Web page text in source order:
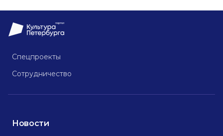
Спецпроекты
Сотрудничество
Новости